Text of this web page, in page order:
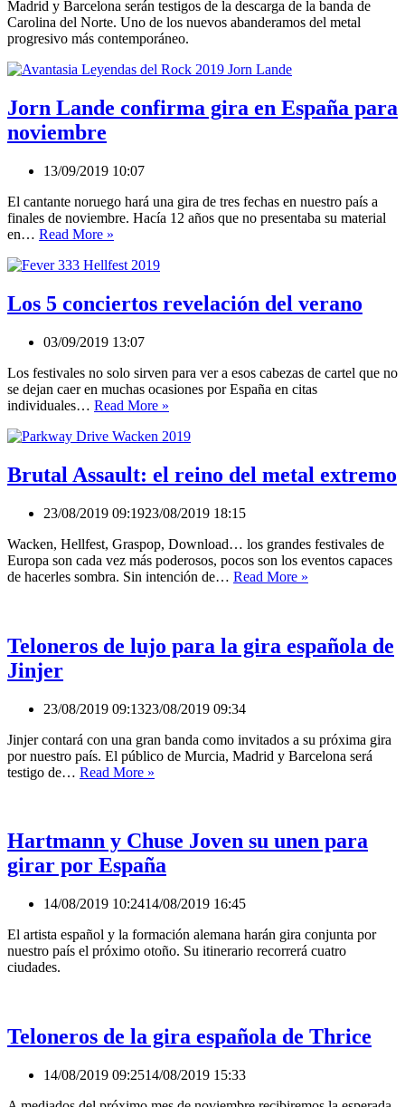
Madrid y Barcelona serán testigos de la descarga de la banda de
Carolina del Norte. Uno de los nuevos abanderamos del metal
progresivo más contemporáneo.
Jorn Lande confirma gira en España para
noviembre
13/09/2019 10:07
El cantante noruego hará una gira de tres fechas en nuestro país a
finales de noviembre. Hacía 12 años que no presentaba su material
en… Read More »
confirma
en
España
noviembre
Los 5 conciertos revelación del verano
03/09/2019 13:07
Los festivales no solo sirven para ver a esos cabezas de cartel que no
se dejan caer en muchas ocasiones por España en citas
individuales… Read More »
conciertos
del
verano
Brutal Assault: el reino del metal extremo
23/08/2019 09:1923/08/2019 18:15
Wacken, Hellfest, Graspop, Download… los grandes festivales de
Europa son cada vez más poderosos, pocos son los eventos capaces
de hacerles sombra. Sin intención de… Read More »
del
metal
Teloneros de lujo para la gira española de
Jinjer
23/08/2019 09:1323/08/2019 09:34
Jinjer contará con una gran banda como invitados a su próxima gira
por nuestro país. El público de Murcia, Madrid y Barcelona será
testigo de… Read More »
la
gira
española
Jinjer
Hartmann y Chuse Joven su unen para
girar por España
14/08/2019 10:2414/08/2019 16:45
El artista español y la formación alemana harán gira conjunta por
nuestro país el próximo otoño. Su itinerario recorrerá cuatro
ciudades.
Teloneros de la gira española de Thrice
14/08/2019 09:2514/08/2019 15:33